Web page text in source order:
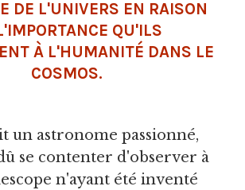
DE L'UNIVERS EN RAISON
QU'ILS
À L'HUMANITÉ DANS LE
COSMOS.
un astronome passionné,
se contenter d'observer à
n'ayant été inventé